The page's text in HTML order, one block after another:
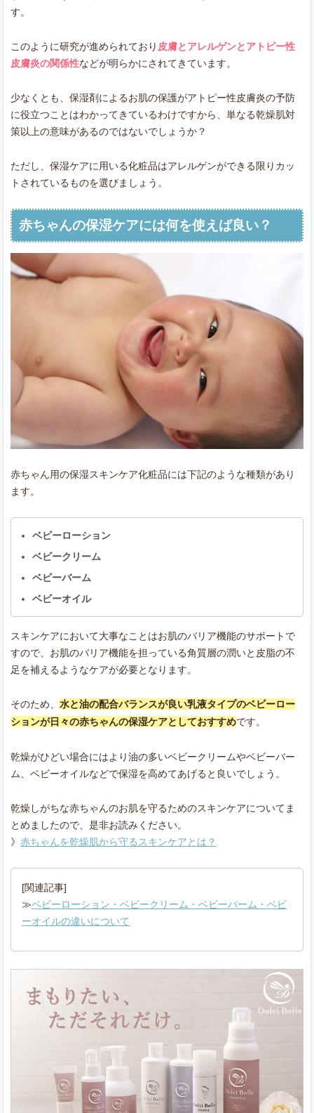
す。
このように研究が進められており 皮膚とアレルゲンとアトピー性
皮膚炎の関係性などが明らかにされてきています。
少なくとも、保湿剤によるお肌の保護がアトピー性皮膚炎の予防
に役立つことはわかってきているわけですから、単なる乾燥肌対
策以上の意味があるのではないでしょうか？
ただし、保湿ケアに用いる化粧品はアレルゲンができる限りカッ
トされているものを選びましょう。
赤ちゃんの保湿ケアには何を使えば良い？
赤ちゃん用の保湿スキンケア化粧品には下記のような種類があり
ます。
ベビーローション
ベビークリーム
ベビーバーム
ベビーオイル
スキンケアにおいて大事なことはお肌のバリア機能のサポートで
すので、お肌のバリア機能を担っている角質層の潤いと皮脂の不
足を補えるようなケアが必要となります。
そのため、 水と油の配合バランスが良い乳液タイプのベビーロー
ションが日々の赤ちゃんの保湿ケアとしておすすめです。
乾燥がひどい場合にはより油の多いベビークリームやベビーバー
ム、ベビーオイルなどで保湿を高めてあげると良いでしょう。
乾燥しがちな赤ちゃんのお肌を守るためのスキンケアについてま
とめましたので、是非お読みください。
》 赤ちゃんを乾燥肌から守るスキンケアとは？
[関連記事]
≫ベビーローション・ベビークリーム・ベビーバーム・ベビ
ーオイルの違いについて